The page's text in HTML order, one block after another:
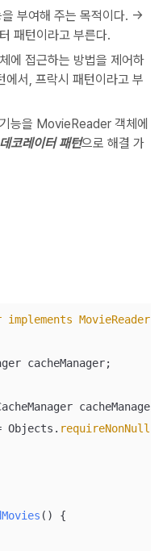
부여해 주는 목적이다. ->
패턴이라고 부른다.
에 접근하는 방법을 제어하
서, 프락시 패턴이라고 부
능을 MovieReader 객체에
데코레이터 패턴으로 해결 가
implements MovieReader
cacheManager;
cacheManager)
Objects. requireNonNull
() {